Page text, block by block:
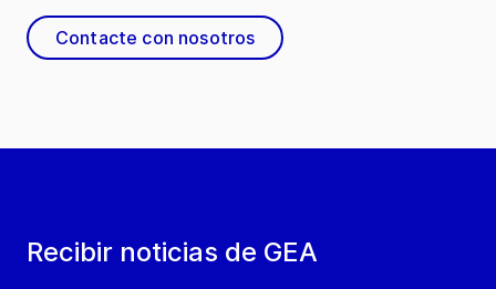
Recibir noticias de GEA
Contacte con nosotros